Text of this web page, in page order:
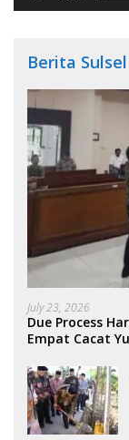
Berita Sulsel
July 23, 2026
Due Process
Empat Cacat